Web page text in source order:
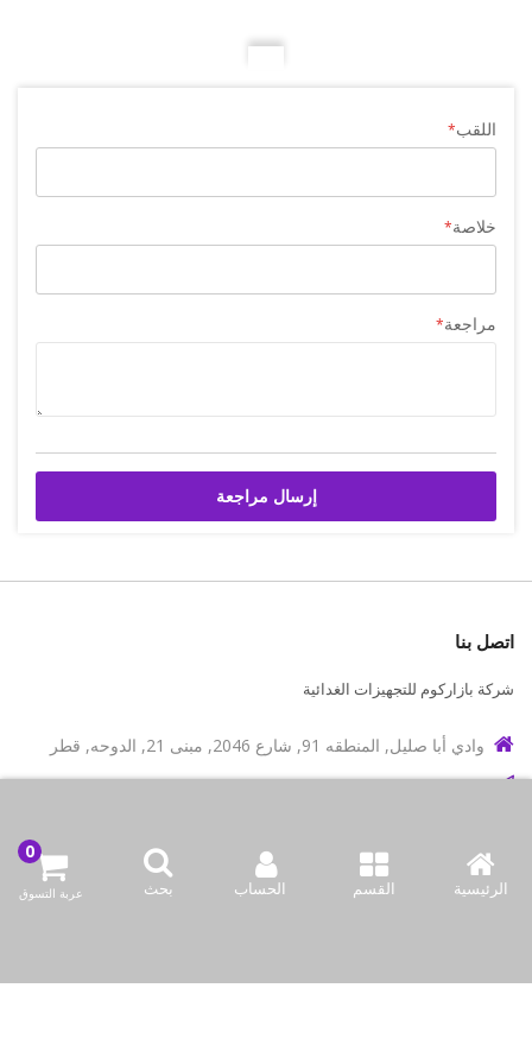
الرئيسية القسم الحساب بحث عربة التسوق
اللقب
خلاصة
مراجعة
إرسال مراجعة
اتصل بنا
شركة بازاركوم للتجهيزات الغدائية
وادي أبا صليل, المنطقه 91, شارع 2046, مبنى 21, الدوحه, قطر
info@bazaar.com.qa
سياسة المتجر